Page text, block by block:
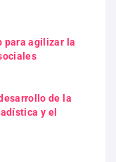
para agilizar la
de la
y el